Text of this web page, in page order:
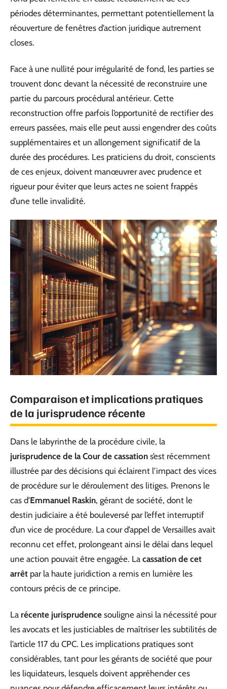
périodes déterminantes, permettant potentiellement la
réouverture de fenêtres d’action juridique autrement
closes.
Face à une nullité pour irrégularité de fond, les parties se
trouvent donc devant la nécessité de reconstruire une
partie du parcours procédural antérieur. Cette
reconstruction offre parfois l’opportunité de rectifier des
erreurs passées, mais elle peut aussi engendrer des coûts
supplémentaires et un allongement significatif de la
durée des procédures. Les praticiens du droit, conscients
de ces enjeux, doivent manœuvrer avec prudence et
rigueur pour éviter que leurs actes ne soient frappés
d’une telle invalidité.
Comparaison et implications pratiques
de la jurisprudence récente
Dans le labyrinthe de la procédure civile, la
jurisprudence de la Cour de cassation s’est récemment
illustrée par des décisions qui éclairent l’impact des vices
de procédure sur le déroulement des litiges. Prenons le
cas d’Emmanuel Raskin, gérant de société, dont le
destin judiciaire a été bouleversé par l’effet interruptif
d’un vice de procédure. La cour d’appel de Versailles avait
reconnu cet effet, prolongeant ainsi le délai dans lequel
une action pouvait être engagée. La cassation de cet
arrêt par la haute juridiction a remis en lumière les
contours précis de ce principe.
La récente jurisprudence souligne ainsi la nécessité pour
les avocats et les justiciables de maîtriser les subtilités de
l’article 117 du CPC. Les implications pratiques sont
considérables, tant pour les gérants de société que pour
les liquidateurs, lesquels doivent appréhender ces